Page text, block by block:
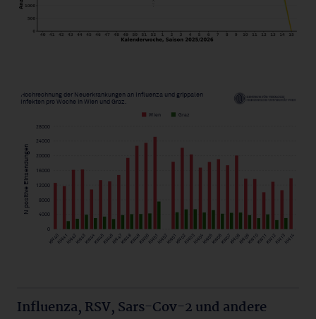
Influenza, RSV, Sars-Cov-2 und andere